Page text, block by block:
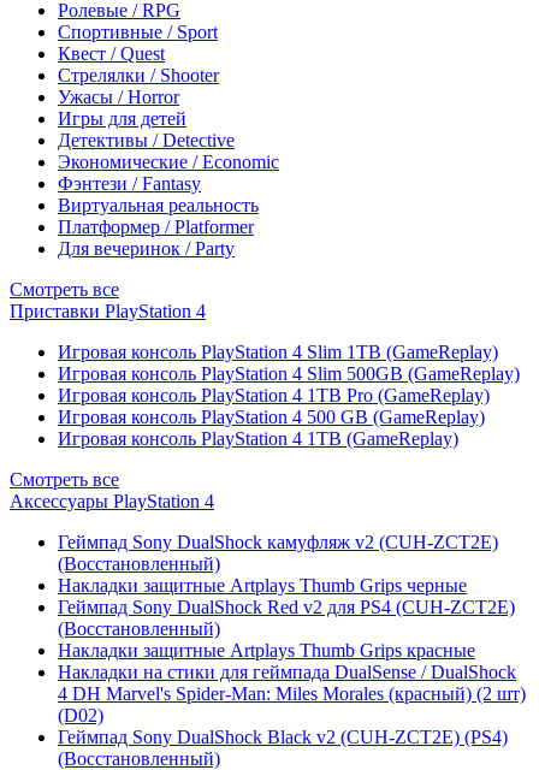
Ролевые / RPG
Спортивные / Sport
Квест / Quest
Стрелялки / Shooter
Ужасы / Horror
Игры для детей
Детективы / Detective
Экономические / Economic
Фэнтези / Fantasy
Виртуальная реальность
Платформер / Platformer
Для вечеринок / Party
Смотреть все
Приставки PlayStation 4
Игровая консоль PlayStation 4 Slim 1TB (GameReplay)
Игровая консоль PlayStation 4 Slim 500GB (GameReplay)
Игровая консоль PlayStation 4 1TB Pro (GameReplay)
Игровая консоль PlayStation 4 500 GB (GameReplay)
Игровая консоль PlayStation 4 1TB (GameReplay)
Смотреть все
Аксессуары PlayStation 4
Геймпад Sony DualShock камуфляж v2 (CUH-ZCT2E)
(Восстановленный)
Накладки защитные Artplays Thumb Grips черные
Геймпад Sony DualShock Red v2 для PS4 (CUH-ZCT2E)
(Восстановленный)
Накладки защитные Artplays Thumb Grips красные
Накладки на стики для геймпада DualSense / DualShock
4 DH Marvel's Spider-Man: Miles Morales (красный) (2 шт)
(D02)
Геймпад Sony DualShock Black v2 (CUH-ZCT2E) (PS4)
(Восстановленный)